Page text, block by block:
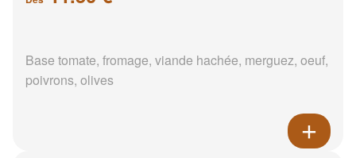
Base tomate, fromage, viande hachée, merguez, oeuf,
poivrons, olives